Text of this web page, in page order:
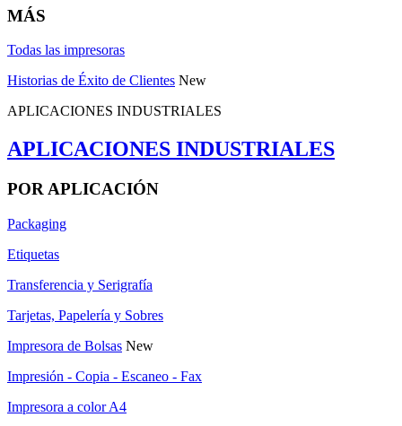
MÁS
Todas las impresoras
Historias de Éxito de Clientes New
APLICACIONES INDUSTRIALES
APLICACIONES INDUSTRIALES
POR APLICACIÓN
Packaging
Etiquetas
Transferencia y Serigrafía
Tarjetas, Papelería y Sobres
Impresora de Bolsas New
Impresión - Copia - Escaneo - Fax
Impresora a color A4